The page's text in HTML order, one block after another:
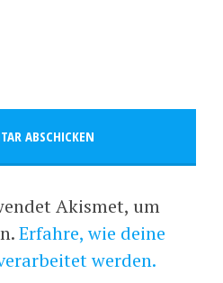
Akismet, um
Erfahre, wie deine
werden.